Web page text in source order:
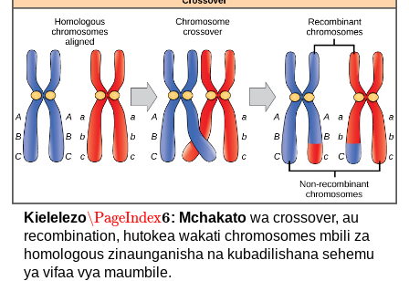
Kielelezo\PageIndex6
\PageIndex6: Mchakato wa crossover, au
recombination, hutokea wakati chromosomes mbili za
homologous zinaunganisha na kubadilishana sehemu
ya vifaa vya maumbile.